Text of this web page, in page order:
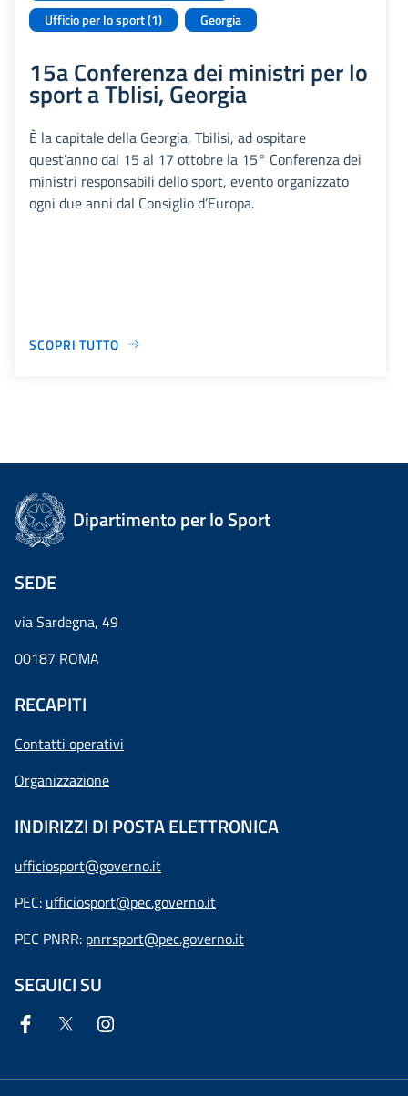
Ufficio per lo sport (1)
Georgia
15a Conferenza dei ministri per lo
sport a Tblisi, Georgia
È la capitale della Georgia, Tbilisi, ad ospitare
quest’anno dal 15 al 17 ottobre la 15° Conferenza dei
ministri responsabili dello sport, evento organizzato
ogni due anni dal Consiglio d’Europa.
SCOPRI TUTTO
Dipartimento per lo Sport
SEDE
via Sardegna, 49
00187 ROMA
RECAPITI
Contatti operativi
Organizzazione
INDIRIZZI DI POSTA ELETTRONICA
ufficiosport@governo.it
PEC: ufficiosport@pec.governo.it
PEC PNRR: pnrrsport@pec.governo.it
SEGUICI SU